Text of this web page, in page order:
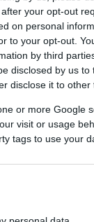
your opt-out
on personal
to your opt-out.
by third
disclosed by us
disclose it to other
or more Google
visit or usage
tags to use your